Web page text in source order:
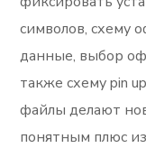
символов, схему
данные, выбор
также схему pin
файлы делают
понятным плюс